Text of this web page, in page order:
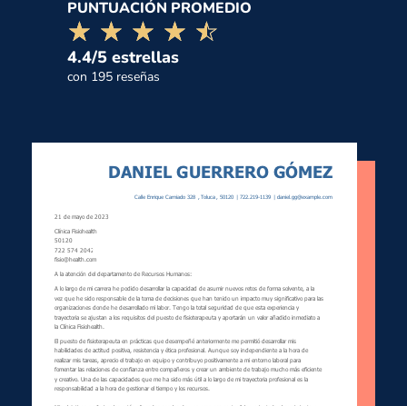
PUNTUACIÓN PROMEDIO
☆☆☆☆☆
★★★★★
4.4/5 estrellas
con 195 reseñas